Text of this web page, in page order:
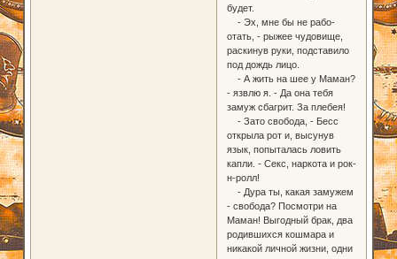
будет.
- Эх, мне бы не рабо-
отать, - рыжее чудовище,
раскинув руки, подставило
под дождь лицо.
- А жить на шее у Маман?
- язвлю я. - Да она тебя
замуж сбагрит. За плебея!
- Зато свобода, - Бесс
открыла рот и, высунув
язык, попыталась ловить
капли. - Секс, наркота и рок-
н-ролл!
- Дура ты, какая замужем
- свобода? Посмотри на
Маман! Выгодный брак, два
родившихся кошмара и
никакой личной жизни, одни